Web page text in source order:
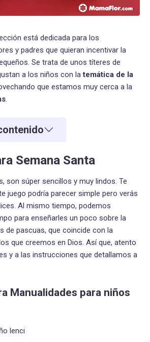
está dedicada para los
y padres que quieran incentivar la
Se trata de unos títeres de
a los niños con latemática de la
que estamos muy cerca a la
.
Semana Santa
son súper sencillos y muy lindos. Te
juego podría parecer simple pero verás
Al mismo tiempo, podemos
para enseñarles un poco sobre la
de pascuas, que coincide con la
que creemos en Dios. Así que, atento
y a las instrucciones que detallamos a
Manualidades para niños
lenci